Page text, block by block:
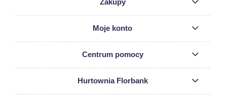
Zakupy
Moje konto
Centrum pomocy
Hurtownia Florbank